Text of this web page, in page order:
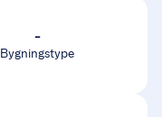
-
Bygningstype